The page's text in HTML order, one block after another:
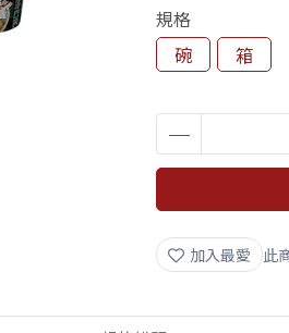
規格
碗
箱
加入最愛 此